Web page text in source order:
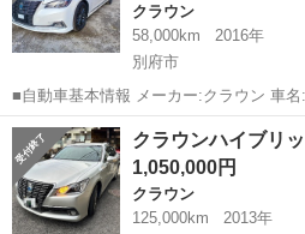
クラウン
58,000km
2016年
別府市
■自動車基本情報 メーカー:クラウン 車
排気量:cc 年式:28年 輸入車モデル年式: − 走
名:− 車検: なし ミッション:オー...
大分 別府市 クラウン ハイブ
クラウンハイブリ
1,050,000円
クラウン
125,000km
2013年